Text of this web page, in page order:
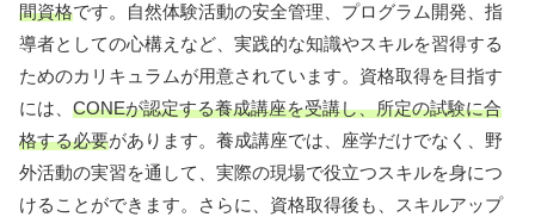
間資格です。自然体験活動の安全管理、プログラム開発、指
導者としての心構えなど、実践的な知識やスキルを習得する
ためのカリキュラムが用意されています。資格取得を目指す
には、 CONEが認定する養成講座を受講し、所定の試験に合
格する必要があります。養成講座では、座学だけでなく、野
外活動の実習を通して、実際の現場で役立つスキルを身につ
けることができます。さらに、資格取得後も、スキルアップ